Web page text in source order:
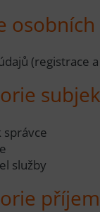
(registrace
správce
služby